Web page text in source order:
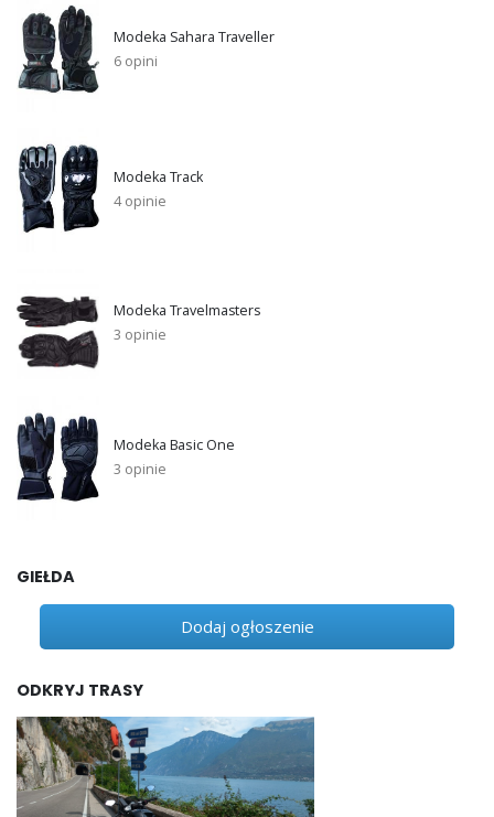
Modeka Sahara Traveller
6 opini
Modeka Track
4 opinie
Modeka Travelmasters
3 opinie
Modeka Basic One
3 opinie
GIEŁDA
Dodaj ogłoszenie
ODKRYJ TRASY